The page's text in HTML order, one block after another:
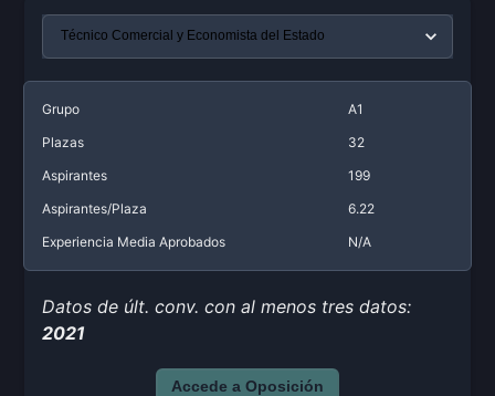
Grupo
A1
Plazas
32
Aspirantes
199
Aspirantes/Plaza
6.22
Experiencia Media Aprobados
N/A
Datos de últ. conv. con al menos tres datos:
2021
Accede a Oposición